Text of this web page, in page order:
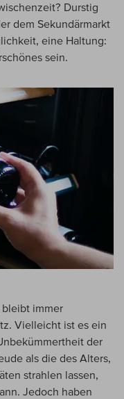
Durstig
dem Sekundärmarkt
eine Haltung:
sein.
bleibt immer
Vielleicht ist es ein
der
als die des Alters,
strahlen lassen,
Jedoch haben